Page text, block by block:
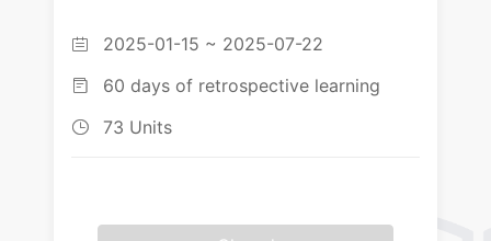
 2025-01-15 ~ 2025-07-22
 60 days of retrospective learning
 73 Units